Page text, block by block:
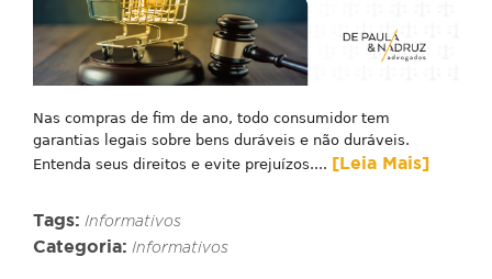
Nas compras de fim de ano, todo consumidor tem
garantias legais sobre bens duráveis e não duráveis.
Entenda seus direitos e evite prejuízos.... [Leia Mais]
Tags: Informativos
Categoria: Informativos